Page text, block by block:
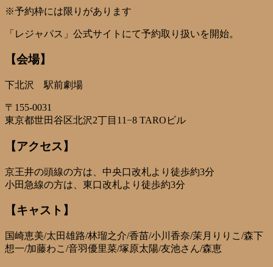
※予約枠には限りがあります
「レジャパス」公式サイトにて予約取り扱いを開始。
【会場】
下北沢 駅前劇場
〒155-0031
東京都世田谷区北沢2丁目11−8 TAROビル
【アクセス】
京王井の頭線の方は、中央口改札より徒歩約3分
小田急線の方は、東口改札より徒歩約3分
【キャスト】
国崎恵美/太田雄路/林瑠之介/香苗/小川香奈/茉月りりこ/森下
想一/加藤わこ/音羽優里菜/塚原太陽/友池さん/森恵